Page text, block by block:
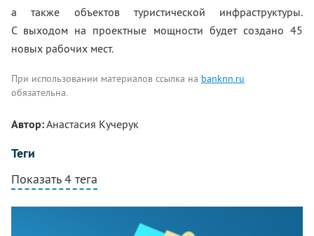
а также объектов туристической инфраструктуры.
С выходом на проектные мощности будет создано 45
новых рабочих мест.
При использовании материалов ссылка на banknn.ru
обязательна.
Автор:Анастасия Кучерук
Теги
Показать 4 тега